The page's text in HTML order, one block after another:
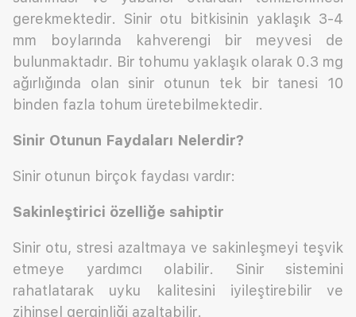
gerekmektedir. Sinir otu bitkisinin yaklaşık 3-4
mm boylarında kahverengi bir meyvesi de
bulunmaktadır. Bir tohumu yaklaşık olarak 0.3 mg
ağırlığında olan sinir otunun tek bir tanesi 10
binden fazla tohum üretebilmektedir.
Sinir Otunun Faydaları Nelerdir?
Sinir otunun birçok faydası vardır:
Sakinleştirici özelliğe sahiptir
Sinir otu, stresi azaltmaya ve sakinleşmeyi teşvik
etmeye yardımcı olabilir. Sinir sistemini
rahatlatarak uyku kalitesini iyileştirebilir ve
zihinsel gerginliği azaltabilir.